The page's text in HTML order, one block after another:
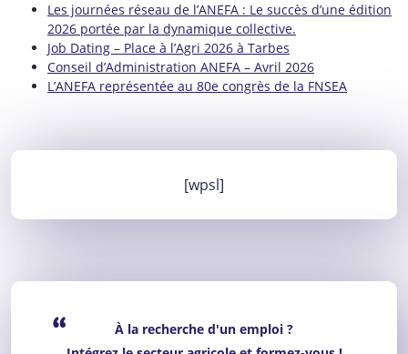
Les journées réseau de l’ANEFA : Le succès d’une édition
2026 portée par la dynamique collective.
Job Dating – Place à l’Agri 2026 à Tarbes
Conseil d’Administration ANEFA – Avril 2026
L’ANEFA représentée au 80e congrès de la FNSEA
[wpsl]
“
À la recherche d'un emploi ?